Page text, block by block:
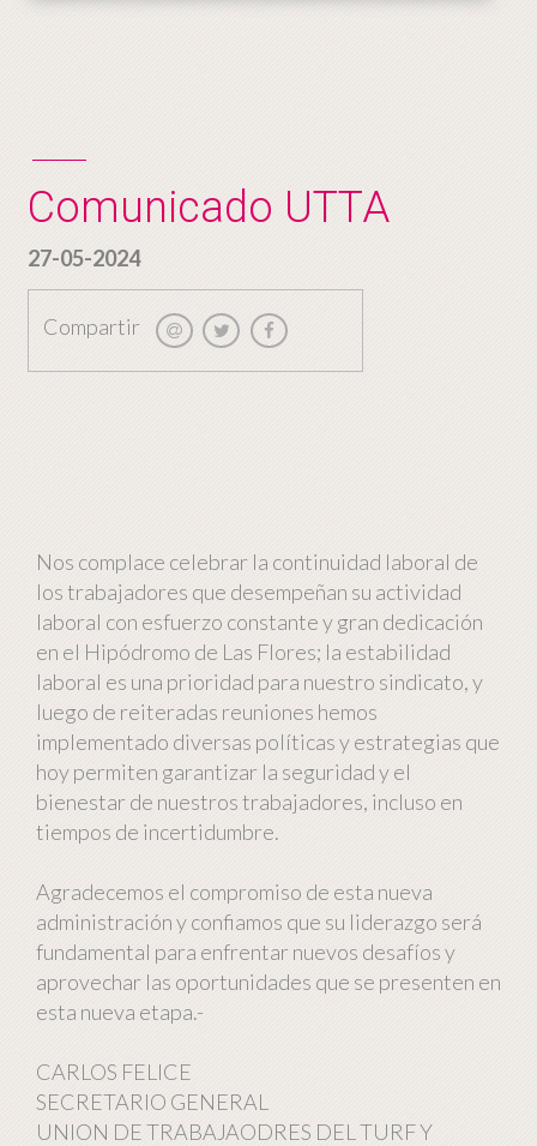
Comunicado UTTA
27-05-2024
Compartir
Nos complace celebrar la continuidad laboral de
los trabajadores que desempeñan su actividad
laboral con esfuerzo constante y gran dedicación
en el Hipódromo de Las Flores; la estabilidad
laboral es una prioridad para nuestro sindicato, y
luego de reiteradas reuniones hemos
implementado diversas políticas y estrategias que
hoy permiten garantizar la seguridad y el
bienestar de nuestros trabajadores, incluso en
tiempos de incertidumbre.
Agradecemos el compromiso de esta nueva
administración y confiamos que su liderazgo será
fundamental para enfrentar nuevos desafíos y
aprovechar las oportunidades que se presenten en
esta nueva etapa.-
CARLOS FELICE
SECRETARIO GENERAL
UNION DE TRABAJAODRES DEL TURF Y